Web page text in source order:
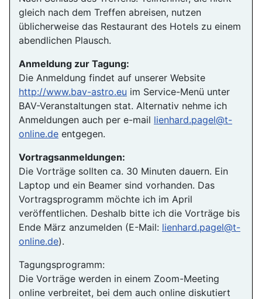
gleich nach dem Treffen abreisen, nutzen
üblicherweise das Restaurant des Hotels zu einem
abendlichen Plausch.
Anmeldung zur Tagung:
Die Anmeldung findet auf unserer Website
http://www.bav-astro.eu im Service-Menü unter
BAV-Veranstaltungen stat. Alternativ nehme ich
Anmeldungen auch per e-mail lienhard.pagel@t-
online.de entgegen.
Vortragsanmeldungen:
Die Vorträge sollten ca. 30 Minuten dauern. Ein
Laptop und ein Beamer sind vorhanden. Das
Vortragsprogramm möchte ich im April
veröffentlichen. Deshalb bitte ich die Vorträge bis
Ende März anzumelden (E-Mail: lienhard.pagel@t-
online.de).
Tagungsprogramm:
Die Vorträge werden in einem Zoom-Meeting
online verbreitet, bei dem auch online diskutiert